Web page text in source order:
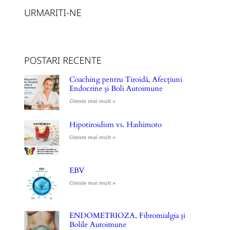
URMARITI-NE
POSTARI RECENTE
Coaching pentru Tiroidă, Afecțiuni
Endocrine și Boli Autoimune
Citeste mai mult »
Hipotiroidism vs. Hashimoto
Citeste mai mult »
EBV
Citeste mai mult »
ENDOMETRIOZA, Fibromialgia și
Bolile Autoimune